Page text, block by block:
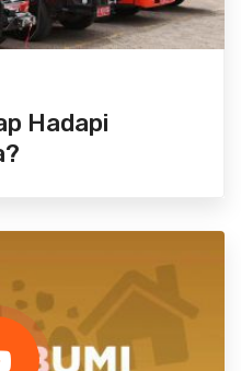
Hadapi